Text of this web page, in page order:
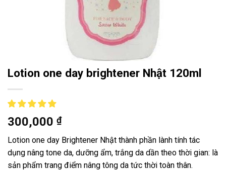
Lotion one day brightener Nhật 120ml
300,000 ₫
Lotion one day Brightener Nhật thành phần lành tính tác
dụng nâng tone da, dưỡng ẩm, trắng da dần theo thời gian: là
sản phẩm trang điểm nâng tông da tức thời toàn thân.